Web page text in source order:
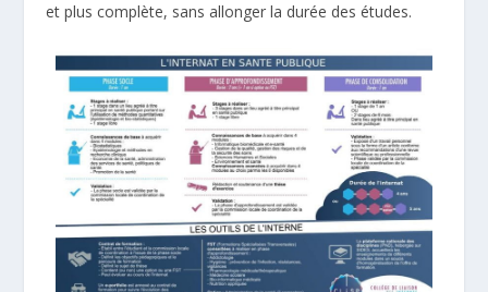
et plus complète, sans allonger la durée des études.